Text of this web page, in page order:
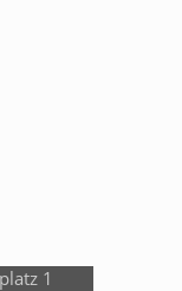
1